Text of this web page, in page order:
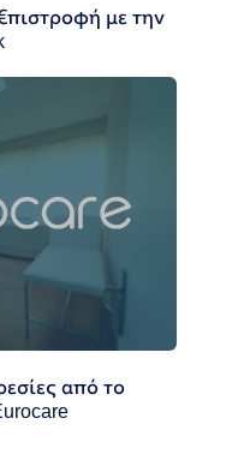
με την
από το